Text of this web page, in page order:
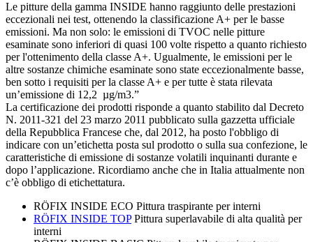
Le pitture della gamma INSIDE hanno raggiunto delle prestazioni
eccezionali nei test, ottenendo la classificazione A+ per le basse
emissioni. Ma non solo: le emissioni di TVOC nelle pitture
esaminate sono inferiori di quasi 100 volte rispetto a quanto richiesto
per l'ottenimento della classe A+. Ugualmente, le emissioni per le
altre sostanze chimiche esaminate sono state eccezionalmente basse,
ben sotto i requisiti per la classe A+ e per tutte è stata rilevata
un’emissione di 12,2 µg/m3.”
La certificazione dei prodotti risponde a quanto stabilito dal Decreto
N. 2011-321 del 23 marzo 2011 pubblicato sulla gazzetta ufficiale
della Repubblica Francese che, dal 2012, ha posto l'obbligo di
indicare con un’etichetta posta sul prodotto o sulla sua confezione, le
caratteristiche di emissione di sostanze volatili inquinanti durante e
dopo l’applicazione. Ricordiamo anche che in Italia attualmente non
c’è obbligo di etichettatura.
RÖFIX INSIDE ECO Pittura traspirante per interni
RÖFIX INSIDE TOPPittura superlavabile di alta qualità per
interni